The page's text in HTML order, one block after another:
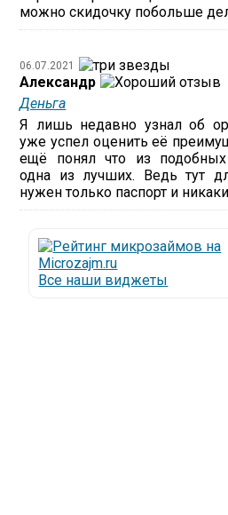
можно скидочку побольше
06.07.2021
Александр
Деньга
Я лишь недавно узнал об
уже успел оценить её
ещё понял что из подобных
одна из лучших. Ведь тут
нужен только паспорт и
Все наши виджеты